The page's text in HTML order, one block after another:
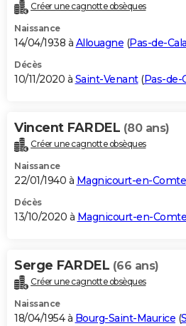
Créer une cagnotte obsèques
Naissance
14/04/1938 à Allouagne (Pas-de-
Décès
10/11/2020 à Saint-Venant(Pas-de-
Vincent FARDEL (80 ans)
Créer une cagnotte obsèques
Naissance
22/01/1940 à Magnicourt-en-Comte
Décès
13/10/2020 à Magnicourt-en-Comte
Serge FARDEL (66 ans)
Créer une cagnotte obsèques
Naissance
18/04/1954 à Bourg-Saint-Maurice (